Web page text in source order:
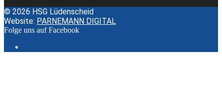
© 2026 HSG Lüdenscheid
Website: PARNEMANN DIGITAL
Folge uns auf Facebook